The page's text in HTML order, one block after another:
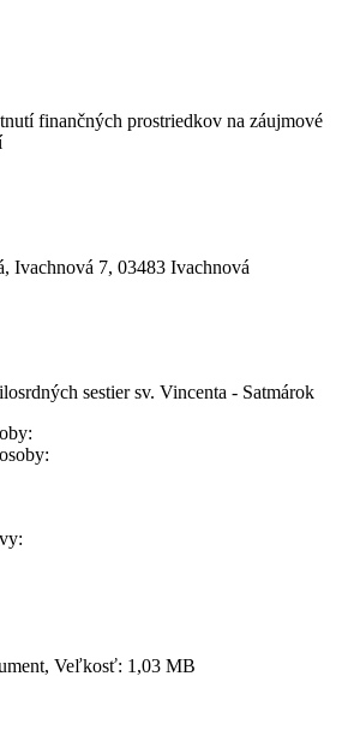
finančných prostriedkov na záujmové
Ivachnová 7, 03483 Ivachnová
sestier sv. Vincenta - Satmárok
Veľkosť: 1,03 MB